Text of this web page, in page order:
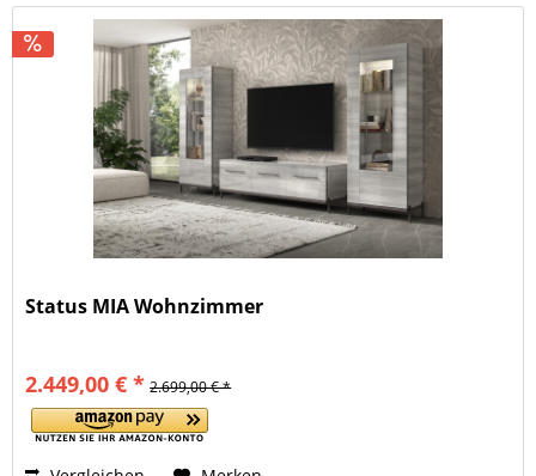
Status MIA Wohnzimmer
2.449,00 € * 2.699,00 € *